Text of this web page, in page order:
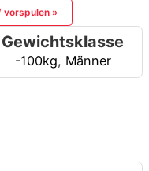
vorspulen »
Gewichtsklasse
-100kg, Männer